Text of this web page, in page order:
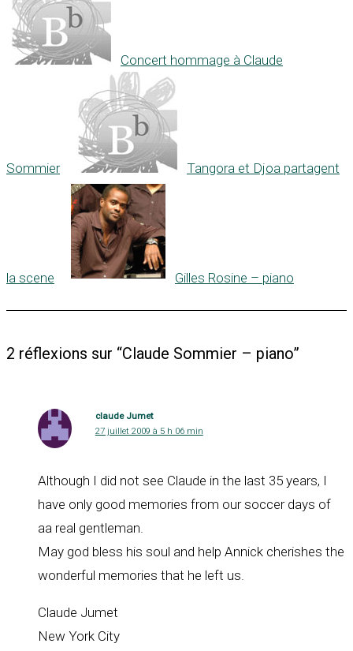
Concert hommage à Claude
Sommier Tangora et Djoa partagent
la scene Gilles Rosine – piano
2 réflexions sur “Claude Sommier – piano”
claude Jumet
27 juillet 2009 à 5 h 06 min
Although I did not see Claude in the last 35 years, I
have only good memories from our soccer days of
aa real gentleman.
May god bless his soul and help Annick cherishes the
wonderful memories that he left us.
Claude Jumet
New York City